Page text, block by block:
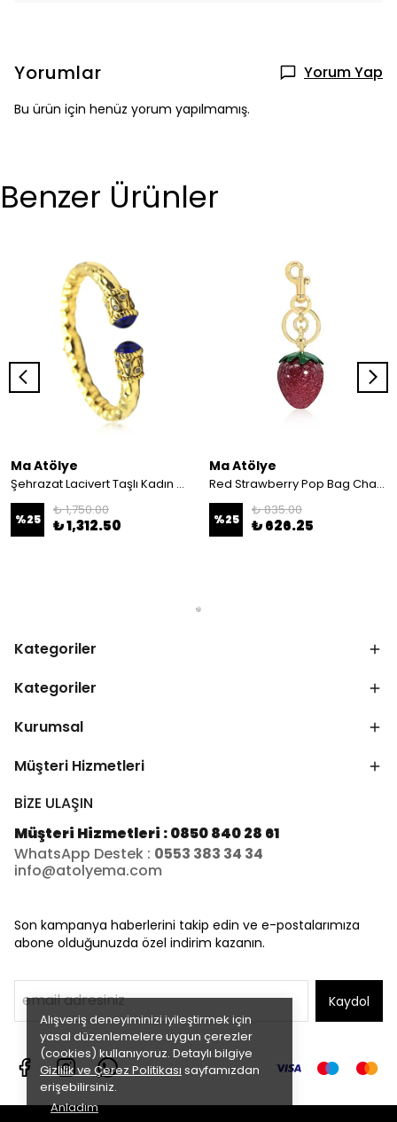
Alışveriş deneyiminizi iyileştirmek için
yasal düzenlemelere uygun çerezler
(cookies) kullanıyoruz. Detaylı bilgiye
Gizlilik ve Çerez Politikası sayfamızdan
erişebilirsiniz.
Anladım
Yorumlar Yorum Yap
Bu ürün için henüz yorum yapılmamış.
Benzer Ürünler
Ma Atölye
Şehrazat Lacivert Taşlı Kadın Bileklik
%25
₺ 1,750.00
₺ 1,312.50
Ma Atölye
Red Strawberry Pop Bag Charm
%25
₺ 835.00
₺ 626.25
Kategoriler
Kategoriler
Kurumsal
Müşteri Hizmetleri
BİZE ULAŞIN
Müşteri Hizmetleri : 0850 840 28 61
WhatsApp Destek : 0553 383 34 34
info@atolyema.com
Son kampanya haberlerini takip edin ve e-postalarımıza
abone olduğunuzda özel indirim kazanın.
Kaydol